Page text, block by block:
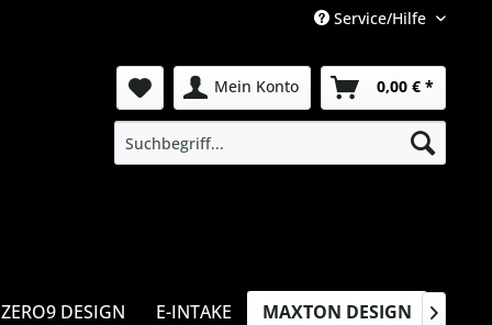
Service/Hilfe
Mein Konto 0,00 € *
ZERO9 DESIGN E-INTAKE MAXTON DESIGN 